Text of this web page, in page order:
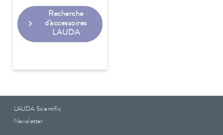
Recherche
d'accessoires
LAUDA
LAUDA Scientific
Newsletter